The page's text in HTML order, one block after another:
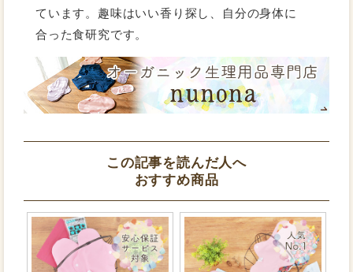
ています。趣味はいい香り探し、自分の身体に
合った食研究です。
この記事を読んだ人へ
おすすめ商品